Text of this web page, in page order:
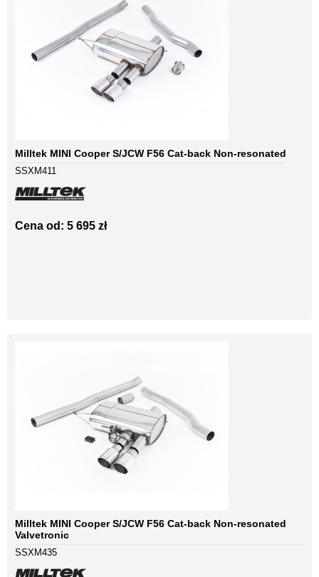
Milltek MINI Cooper S/JCW F56 Cat-back Non-resonated
SSXM411
Cena od: 5 695 zł
Milltek MINI Cooper S/JCW F56 Cat-back Non-resonated
Valvetronic
SSXM435